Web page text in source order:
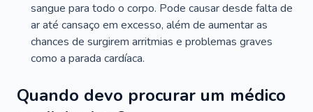
sangue para todo o corpo. Pode causar desde falta de
ar até cansaço em excesso, além de aumentar as
chances de surgirem arritmias e problemas graves
como a parada cardíaca.
Quando devo procurar um médico